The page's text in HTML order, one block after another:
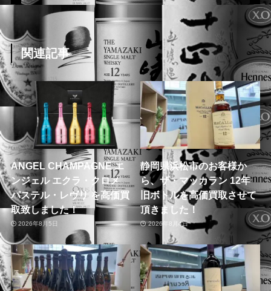
関連記事
ANGEL CHAMPAGNE エ
ンジェル エクラ・クロメ
パステル・レヴリ を高価買
取致しました！
2026年8月5日
静岡県浜松市のお客様か
ら、ザ・マッカラン 12年
旧ボトルを高価買取させて
頂きました！
2026年8月4日